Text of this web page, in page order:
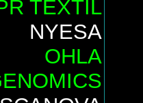
TEXTIL
NYESA
OHLA